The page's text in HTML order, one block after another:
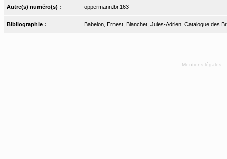
Autre(s) numéro(s) : oppermann.br.163
Bibliographie : Babelon, Ernest, Blanchet, Jules-Adrien. Catalogue des
Mentions légales